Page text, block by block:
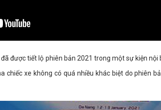
đã được tiết lộ phiên bản 2021 trong một sự kiện nội
chiếc xe không có quá nhiều khác biệt do phiên